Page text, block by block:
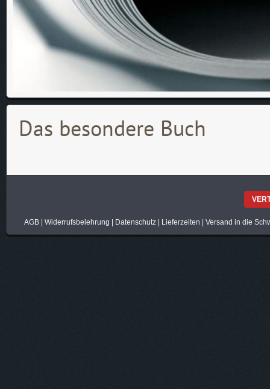
Das besondere Buch
AGB| Widerrufsbelehrung Datenschutz| Lieferzeiten Versand in die